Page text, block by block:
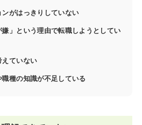
ンがはっきりしていない
嫌」という理由で転職しようとしてい
えていない
種の知識が不足している